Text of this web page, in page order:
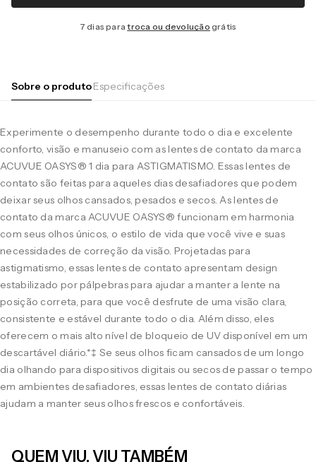
7 dias paratroca ou devolução grátis
Sobre o produtoEspecificações
Experimente o desempenho durante todo o dia e excelente
conforto, visão e manuseio com as lentes de contato da marca
ACUVUE OASYS® 1 dia para ASTIGMATISMO. Essas lentes de
contato são feitas para aqueles dias desafiadores que podem
deixar seus olhos cansados, pesados e secos. As lentes de
contato da marca ACUVUE OASYS® funcionam em harmonia
com seus olhos únicos, o estilo de vida que você vive e suas
necessidades de correção da visão. Projetadas para
astigmatismo, essas lentes de contato apresentam design
estabilizado por pálpebras para ajudar a manter a lente na
posição correta, para que você desfrute de uma visão clara,
consistente e estável durante todo o dia. Além disso, eles
oferecem o mais alto nível de bloqueio de UV disponível em um
descartável diário.*‡ Se seus olhos ficam cansados de um longo
dia olhando para dispositivos digitais ou secos de passar o tempo
em ambientes desafiadores, essas lentes de contato diárias
ajudam a manter seus olhos frescos e confortáveis.
QUEM VIU, VIU TAMBÉM